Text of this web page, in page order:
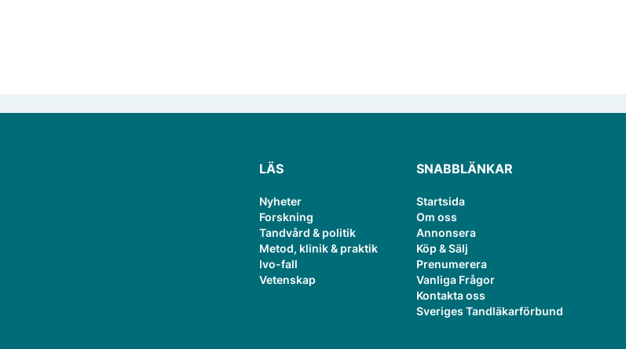
LÄS
Nyheter
Forskning
Tandvård & politik
Metod, klinik & praktik
Ivo-fall
Vetenskap
SNABBLÄNKAR
Startsida
Om oss
Annonsera
Köp & Sälj
Prenumerera
Vanliga Frågor
Kontakta oss
Sveriges Tandläkarförbund